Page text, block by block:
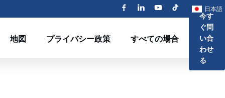
日本語
地図 プライバシー政策 すべての場合
今す
ぐ問
い合
わせ
る